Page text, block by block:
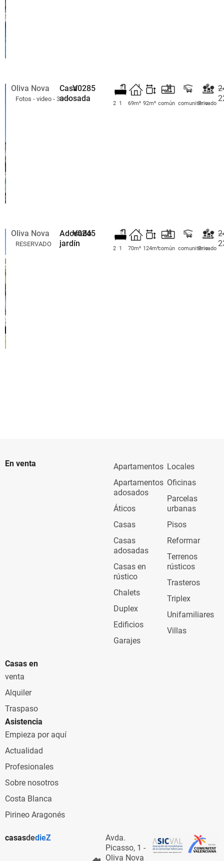
Fotos - video - 3D +
Oliva Nova
Casa
adosada
V0285
2 1 69m² 92m² común comunitarioPrivado
RESERVADO
Oliva Nova
Adosado
jardín
V0245
2 1 70m² 124m²común comunitarioPrivado
En venta
Apartamentos
Apartamentos
adosados
Áticos
Casas
Casas
adosadas
Casas en
rústico
Chalets
Duplex
Edificios
Garajes
Locales
Oficinas
Parcelas
urbanas
Pisos
Reformar
Terrenos
rústicos
Trasteros
Triplex
Unifamiliares
Villas
Casas en
venta
Alquiler
Traspaso
Asistencia
Empieza por aquí
Actualidad
Profesionales
Sobre nosotros
Costa Blanca
Pirineo Aragonés
casasdedieZ
Avda.
Picasso, 1 -
Oliva Nova